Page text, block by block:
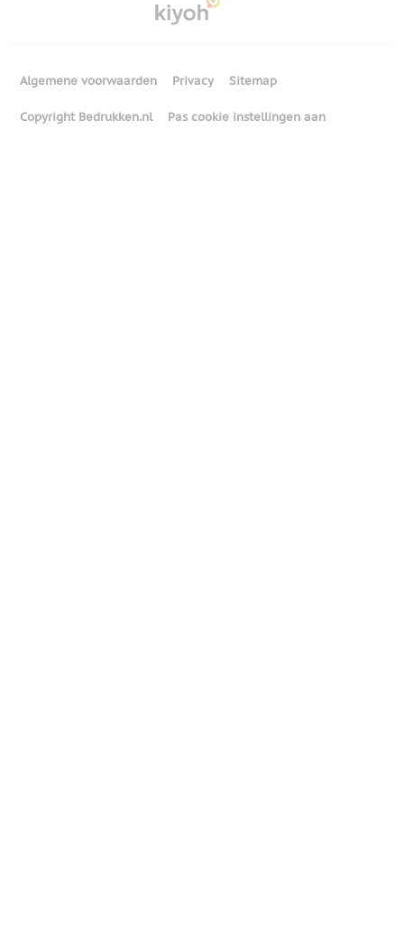
Algemene voorwaarden Privacy Sitemap
Copyright Bedrukken.nl Pas cookie instellingen aan